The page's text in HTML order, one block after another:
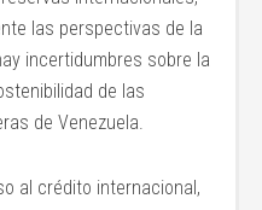
las perspectivas de la
incertidumbres sobre la
de las
de Venezuela.
al crédito internacional,